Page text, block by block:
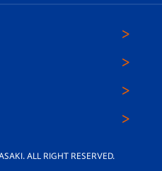
ALL RIGHT RESERVED.